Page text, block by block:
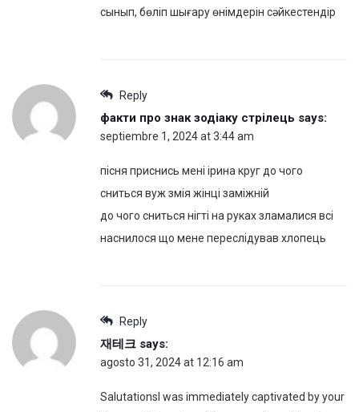
сынып, бөліп шығару өнімдерін сәйкестендір
Reply
факти про знак зодіаку стрілець says:
septiembre 1, 2024 at 3:44 am
пісня приснись мені ірина круг до чого
сниться вуж змія жінці заміжній
до чого сниться нігті на руках зламалися всі
наснилося що мене переслідував хлопець
Reply
재테크 says:
agosto 31, 2024 at 12:16 am
SalutationsI was immediately captivated by your